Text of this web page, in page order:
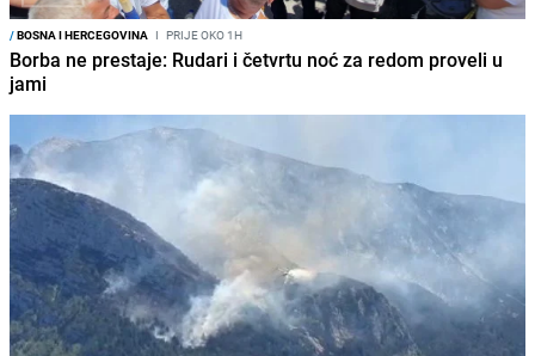
/BOSNA I HERCEGOVINA I PRIJE OKO 1H
Borba ne prestaje: Rudari i četvrtu noć za redom proveli u
jami